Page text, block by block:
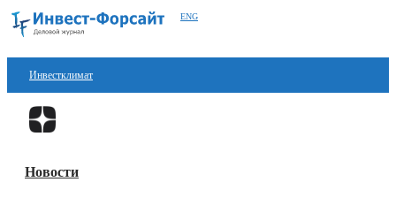
ENG
Инвестклимат
Финансы
Блокчейн
Новости